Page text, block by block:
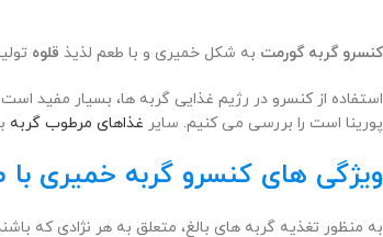
کنسرو گربه گورمت به شکل خمیری و با طعم لذیذ قلوه
استفاده از کنسرو در رژیم غذایی گربه ها، بسیار
پورینا است را بررسی می کنیم. سایر غذاهای مرطوب گربه
ویژگی های کنسرو گربه خمیری
به منظور تغذیه گربه های بالغ، متعلق به هر نژادی که